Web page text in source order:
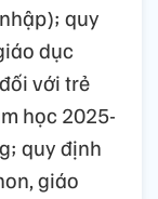
quy
dục
với trẻ
học 2025-
quy định
giáo